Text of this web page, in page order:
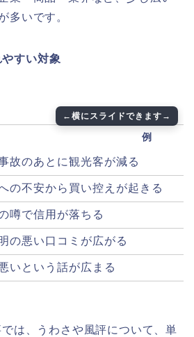
多いです。
やすい対象
例
故のあとに観光客が減る
の不安から買い控えが起きる
噂で信用が落ちる
の悪い口コミが広がる
いという話が広まる
は、うわさや風評について、単